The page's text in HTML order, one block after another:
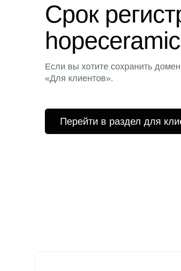
Срок
Если вы хотите сохранить
«Для клиентов».
Перейти в раздел для